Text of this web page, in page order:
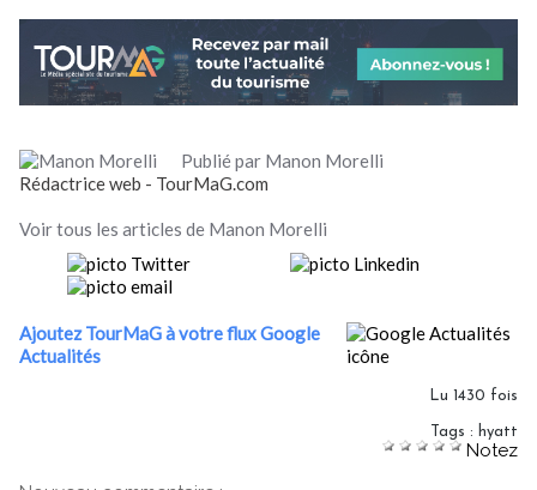
Publié par Manon Morelli
Rédactrice web - TourMaG.com
Voir tous les articles de Manon Morelli
Ajoutez TourMaG à votre flux Google
Actualités
Lu 1430 fois
Tags : hyatt
Notez